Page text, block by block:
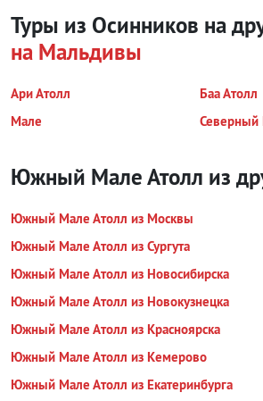
Туры из Осинников на
на Мальдивы
Ари Атолл
Баа Атолл
Мале
Северный
Южный Мале Атолл из
Южный Мале Атолл из Москвы
Южный Мале Атолл из Сургута
Южный Мале Атолл из Новосибирска
Южный Мале Атолл из Новокузнецка
Южный Мале Атолл из Красноярска
Южный Мале Атолл из Кемерово
Южный Мале Атолл из Екатеринбурга